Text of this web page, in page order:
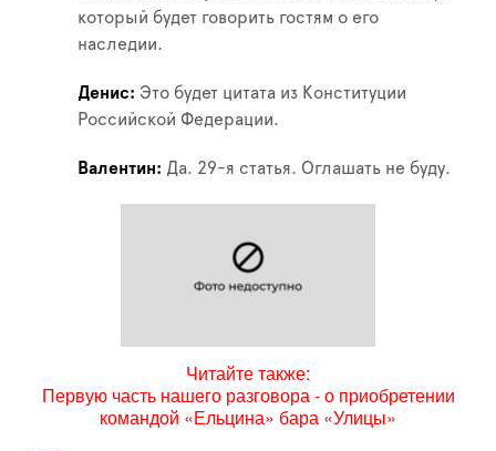
который будет говорить гостям о его
наследии.
Денис
Это будет цитата из Конституции
Российской Федерации.
Валентин Да. 29-я статья. Оглашать не буду.
Читайте также:
Первую часть нашего разговора - о приобретении
командой «Ельцина» бара «Улицы»